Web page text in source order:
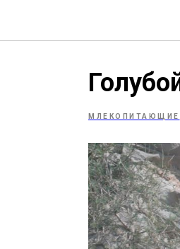
МЛЕКОПИТАЮЩИЕ